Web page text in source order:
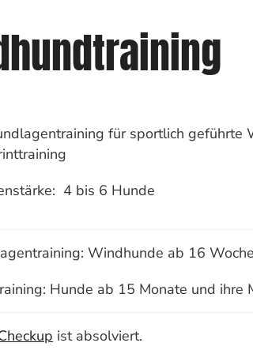
für sportlich geführte
4 bis 6 Hunde
Windhunde ab 16
Hunde ab 15 Monate und ihre
ist absolviert.